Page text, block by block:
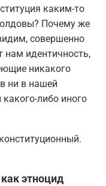
каким-то
Почему же
совершенно
нам идентичность,
никакого
ни в нашей
либо иного
этноцид